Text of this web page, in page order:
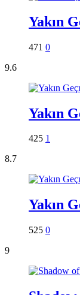
Yakın
471 0
9.6
Yakın
425 1
8.7
Yakın
525 0
9